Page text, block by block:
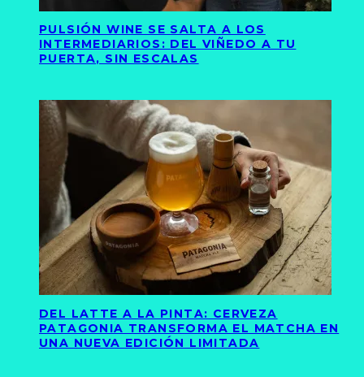
PULSIÓN WINE SE SALTA A LOS
INTERMEDIARIOS: DEL VIÑEDO A TU
PUERTA, SIN ESCALAS
DEL LATTE A LA PINTA: CERVEZA
PATAGONIA TRANSFORMA EL MATCHA EN
UNA NUEVA EDICIÓN LIMITADA